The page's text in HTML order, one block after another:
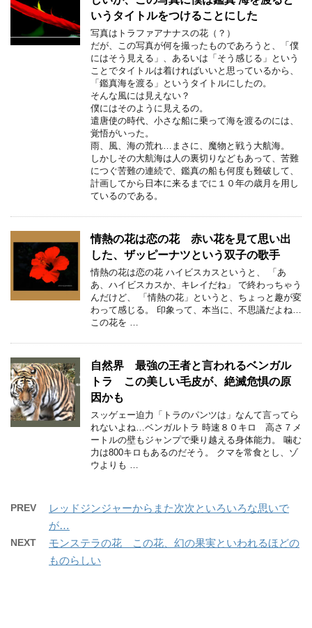
いうタイトルをつけることにした
写真はトラファアナナスの花（？）
だが、この写真が何を撮ったものであろうと、「僕
にはそう見える」、あるいは「そう感じる」という
ことでタイトルは着ければいいと思っているから、
「鑑真海を渡る」というタイトルにしたの。
そんな風には見えない？
僕にはそのように見えるの。
遣唐使の時代、小さな船に乗って海を渡るのには、
覚悟がいった。
雨、風、海の荒れ…まさに、魔物と戦う大航海。
しかしその大航海は人の裏切りなどもあって、苦難
につぐ苦難の連続で、鑑真の船も何度も難破して、
計画してから日本に来るまでに１０年の歳月を用し
ているのである。
情熱の花は恋の花 赤い花を見て思い出
した、ザッピーナツという双子の歌手
情熱の花は恋の花 ハイビスカスというと、 「あ
あ、ハイビスカスか、キレイだね」 で終わっちゃう
んだけど、 「情熱の花」というと、ちょっと趣が変
わって感じる。 印象って、本当に、不思議だよね…
この花を …
自然界 最強の王者と言われるベンガル
トラ この美しい毛皮が、絶滅危惧の原
因かも
スッゲェー迫力「トラのパンツは」なんて言ってら
れないよね…ベンガルトラ 時速８０キロ 高さ７メ
ートルの壁もジャンプで乗り越える身体能力。 噛む
力は800キロもあるのだそう。 クマを常食とし、ゾ
ウよりも …
PREV
レッドジンジャーからまた次次といろいろな思いで
が…
NEXT
モンステラの花 この花、幻の果実といわれるほどの
ものらしい